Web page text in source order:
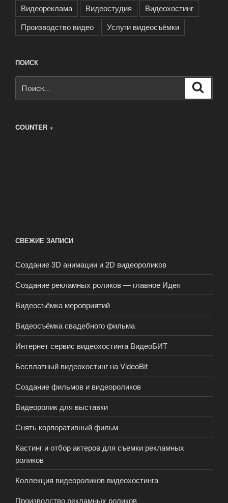
Видеореклама
Видеостудия
Видеохостинг
Производство видео
Услуги видеосъёмки
ПОИСК
COUNTER +
СВЕЖИЕ ЗАПИСИ
Создание 3D анимации и 2D видеороликов
Создание рекламных роликов — главное Идея
Видеосъёмка мероприятий
Видеосъёмка свадебного фильма
Интернет сервис видеохостинга ВидеоБИТ
Бесплатный видеохостинг на VideoBit
Создание фильмов и видеороликов
Видеоролик для выставки
Снять корпоративный фильм
Кастинг и отбор актеров для съемки рекламных
роликов
Коллекция видеороликов видеохостинга
Производство рекламных роликов